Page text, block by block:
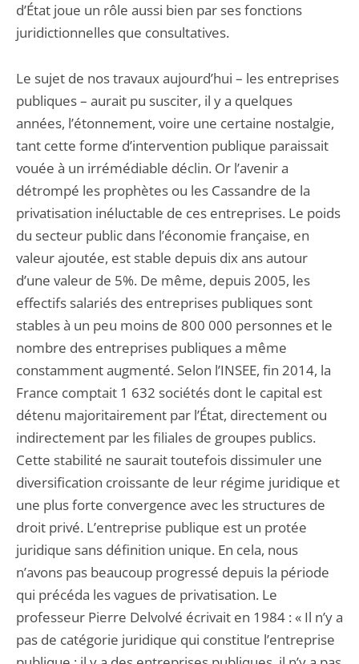
d’État joue un rôle aussi bien par ses fonctions
juridictionnelles que consultatives.
Le sujet de nos travaux aujourd’hui – les entreprises
publiques – aurait pu susciter, il y a quelques
années, l’étonnement, voire une certaine nostalgie,
tant cette forme d’intervention publique paraissait
vouée à un irrémédiable déclin. Or l’avenir a
détrompé les prophètes ou les Cassandre de la
privatisation inéluctable de ces entreprises. Le poids
du secteur public dans l’économie française, en
valeur ajoutée, est stable depuis dix ans autour
d’une valeur de 5%. De même, depuis 2005, les
effectifs salariés des entreprises publiques sont
stables à un peu moins de 800 000 personnes et le
nombre des entreprises publiques a même
constamment augmenté. Selon l’INSEE, fin 2014, la
France comptait 1 632 sociétés dont le capital est
détenu majoritairement par l’État, directement ou
indirectement par les filiales de groupes publics.
Cette stabilité ne saurait toutefois dissimuler une
diversification croissante de leur régime juridique et
une plus forte convergence avec les structures de
droit privé. L’entreprise publique est un protée
juridique sans définition unique. En cela, nous
n’avons pas beaucoup progressé depuis la période
qui précéda les vagues de privatisation. Le
professeur Pierre Delvolvé écrivait en 1984 : « Il n’y a
pas de catégorie juridique qui constitue l’entreprise